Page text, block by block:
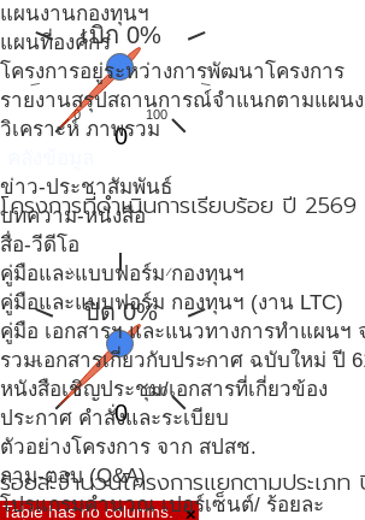
แผนงานกองทุนฯ
แผนที่องค์กร
โครงการอยู่ระหว่างการพัฒนาโครงการ
รายงานสรุปสถานการณ์จำแนกตามแผน
วิเคราะห์ ภาพรวม
ข่าว-ประชาสัมพันธ์
บทความ-หนังสือ
สื่อ-วีดีโอ
คู่มือและแบบฟอร์ม กองทุนฯ
คู่มือและแบบฟอร์ม กองทุนฯ (งาน LTC)
คู่มือ เอกสารฯ และแนวทางการทำแผนฯ
รวมเอกสารเกี่ยวกับประกาศ ฉบับใหม่ ปี
หนังสือเชิญประชุม/เอกสารที่เกี่ยวข้อง
ประกาศ คำสั่งและระเบียบ
ตัวอย่างโครงการ จาก สปสช.
ถาม-ตอบ (Q&A)
โปรแกรมคำนวณ เปอร์เซ็นต์/ ร้อยละ
เบิก 0%
0 100
0
โครงการที่ดำเนินการเรียบร้อย ปี 2569
ปิด 0%
0 100
0
ร้อยละจำนวนโครงการแยกตามประเภ
Table has no columns. ×